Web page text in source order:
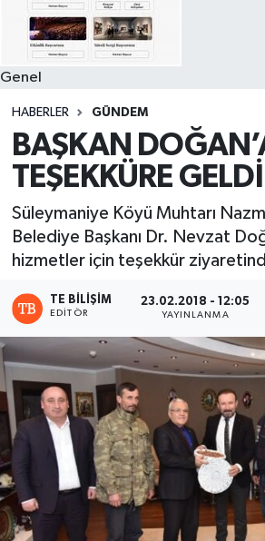
Genel
HABERLER GÜNDEM
BAŞKAN
TEŞEKKÜRE
Süleymaniye Köyü Muhtarı
Belediye Başkanı Dr. Nevzat
hizmetler için teşekkür
TE BILIŞIM
EDITÖR
23.02.2018 - 12:05
YAYINLANMA